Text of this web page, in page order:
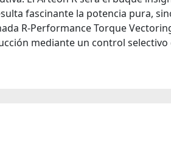
fascinante la potencia pura,
R-Performance Torque
mediante un control